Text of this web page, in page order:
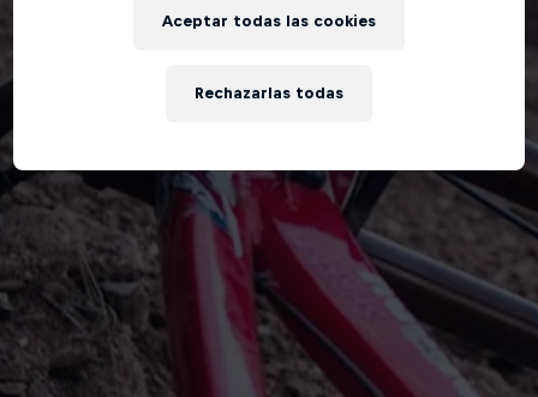
Rechazarlas todas
Aceptar todas las cookies